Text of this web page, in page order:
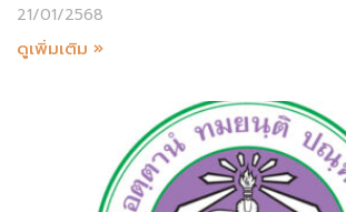
21/01/2568
ดูเพิ่มเติม »